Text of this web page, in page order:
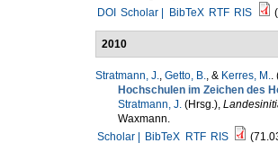
DOI Scholar | BibTeX RTF RIS
2010
Stratmann, J., Getto, B., & Kerres, M..
Hochschulen im Zeichen des
Stratmann, J.(Hrsg.),
Waxmann.
Scholar |
BibTeX RTF RIS